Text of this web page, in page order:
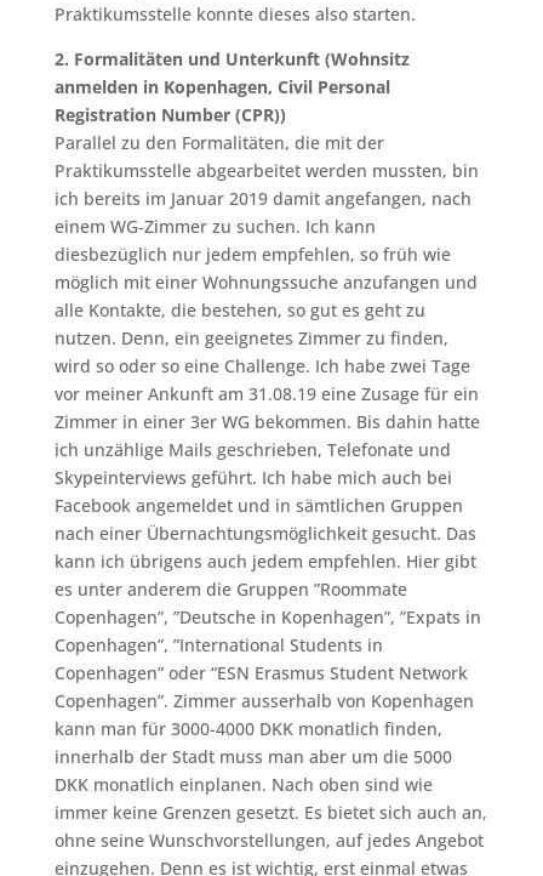
Praktikumsstelle konnte dieses also starten.
2. Formalitäten und Unterkunft (Wohnsitz
anmelden in Kopenhagen, Civil Personal
Registration Number (CPR))
Parallel zu den Formalitäten, die mit der
Praktikumsstelle abgearbeitet werden mussten, bin
ich bereits im Januar 2019 damit angefangen, nach
einem WG-Zimmer zu suchen. Ich kann
diesbezüglich nur jedem empfehlen, so früh wie
möglich mit einer Wohnungssuche anzufangen und
alle Kontakte, die bestehen, so gut es geht zu
nutzen. Denn, ein geeignetes Zimmer zu finden,
wird so oder so eine Challenge. Ich habe zwei Tage
vor meiner Ankunft am 31.08.19 eine Zusage für ein
Zimmer in einer 3er WG bekommen. Bis dahin hatte
ich unzählige Mails geschrieben, Telefonate und
Skypeinterviews geführt. Ich habe mich auch bei
Facebook angemeldet und in sämtlichen Gruppen
nach einer Übernachtungsmöglichkeit gesucht. Das
kann ich übrigens auch jedem empfehlen. Hier gibt
es unter anderem die Gruppen ”Roommate
Copenhagen”, ”Deutsche in Kopenhagen”, ”Expats in
Copenhagen”, ”International Students in
Copenhagen” oder “ESN Erasmus Student Network
Copenhagen”. Zimmer ausserhalb von Kopenhagen
kann man für 3000-4000 DKK monatlich finden,
innerhalb der Stadt muss man aber um die 5000
DKK monatlich einplanen. Nach oben sind wie
immer keine Grenzen gesetzt. Es bietet sich auch an,
ohne seine Wunschvorstellungen, auf jedes Angebot
einzugehen. Denn es ist wichtig, erst einmal etwas